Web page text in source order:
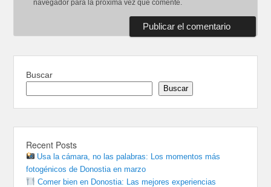
navegador para la próxima vez que comente.
Buscar
Buscar
Recent Posts
Usa la cámara, no las palabras: Los momentos más
fotogénicos de Donostia en marzo
Comer bien en Donostia: Las mejores experiencias